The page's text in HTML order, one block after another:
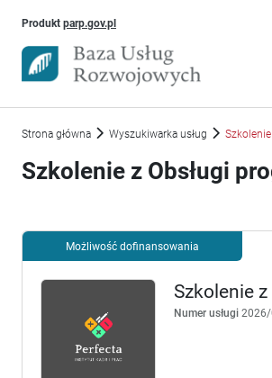
Produkt parp.gov.plUwaga, link otworzy się w
Strona główna Wyszukiwarka usług
Szkolenie z Obsługi
Możliwość dofinansowania
Szkolenie
Numer usługi